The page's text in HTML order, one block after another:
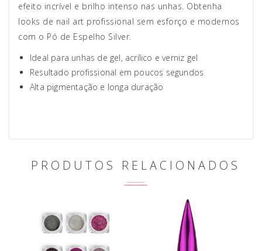
efeito incrível e brilho intenso nas unhas. Obtenha
looks de nail art profissional sem esforço e modernos
com o Pó de Espelho Silver.
Ideal para unhas de gel, acrílico e verniz gel
Resultado profissional em poucos segundos
Alta pigmentação e longa duração
PRODUTOS RELACIONADOS